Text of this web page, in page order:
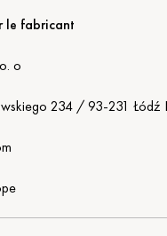
le fabricant
o
234 / 93-231 Łódź